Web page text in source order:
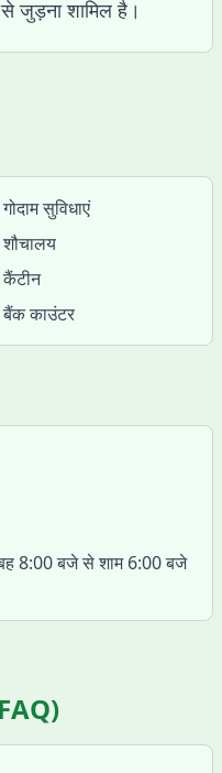
से जुड़ना शामिल है।
गोदाम सुविधाएं
शौचालय
कैंटीन
बैंक काउंटर
8:00 बजे से शाम 6:00 बजे